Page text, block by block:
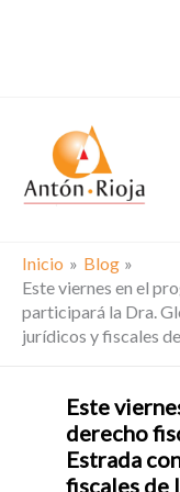
Inicio
Blog
Este viernes en el
participará la Dra.
jurídicos y fiscales
Este
derecho
Estrada
fiscales de